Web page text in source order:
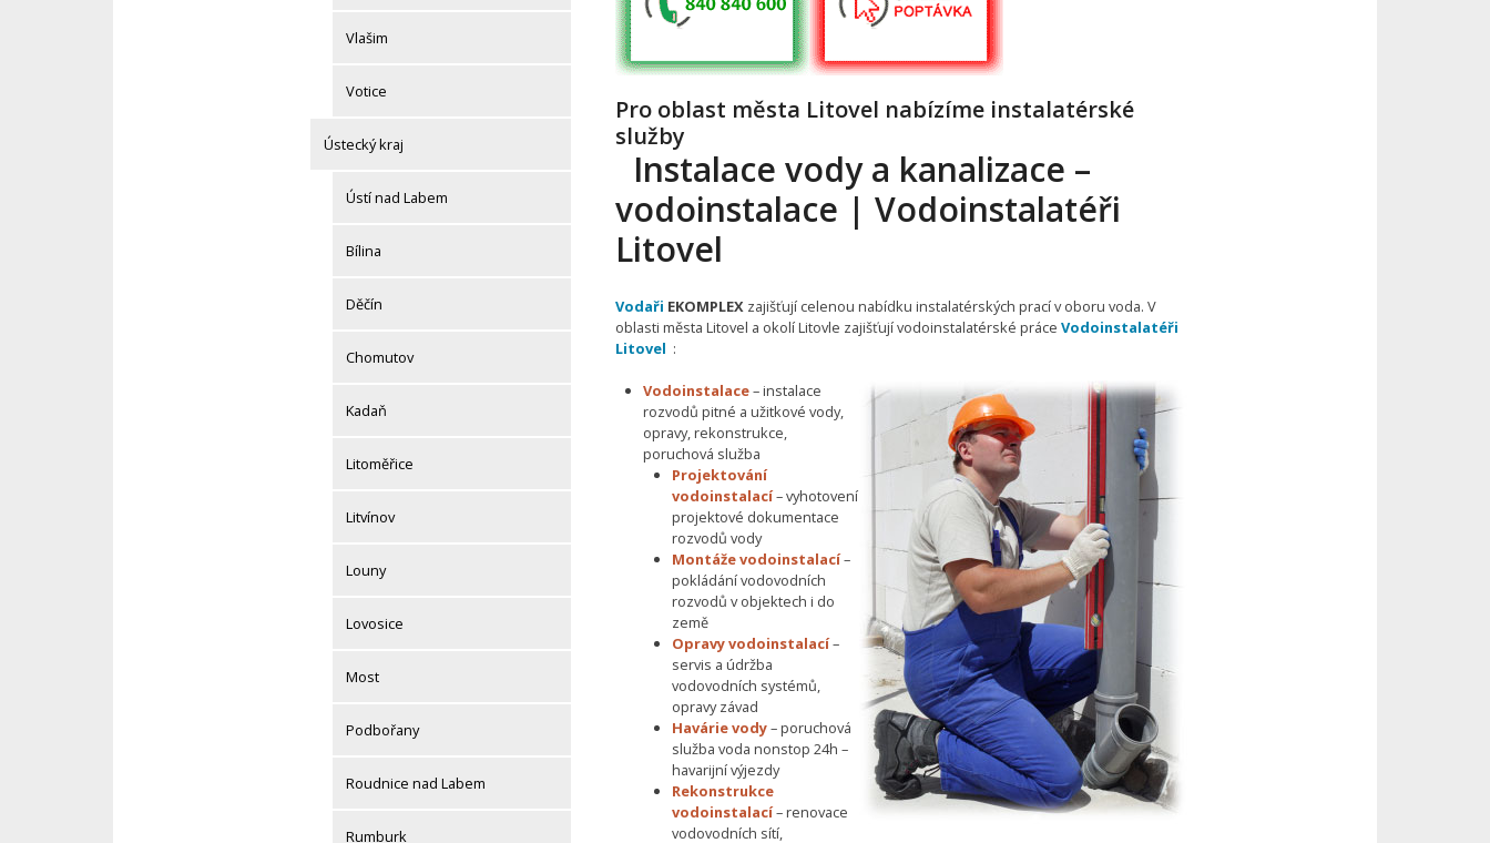
Vlašim
Votice
Ústecký kraj
Ústí nad Labem
Bílina
Děčín
Chomutov
Kadaň
Litoměřice
Litvínov
Louny
Lovosice
Most
Podbořany
Roudnice nad Labem
Rumburk
Pro oblast města Litovel nabízíme instalatérské
služby
Instalace vody a kanalizace –
vodoinstalace | Vodoinstalatéři
Litovel
Vodaři EKOMPLEXzajišťují celenou nabídku instalatérských prací v oboru voda. V
oblasti města Litovel a okolí Litovle zajišťují vodoinstalatérské práce Vodoinstalatéři
Litovel :
Vodoinstalace– instalace
rozvodů pitné a užitkové vody,
opravy, rekonstrukce,
poruchová služba
Projektování
vodoinstalací– vyhotovení
projektové dokumentace
rozvodů vody
Montáže vodoinstalací–
pokládání vodovodních
rozvodů v objektech i do
země
Opravy vodoinstalací–
servis a údržba
vodovodních systémů,
opravy závad
Havárie vody– poruchová
služba voda nonstop 24h –
havarijní výjezdy
Rekonstrukce
vodoinstalací– renovace
vodovodních sítí,